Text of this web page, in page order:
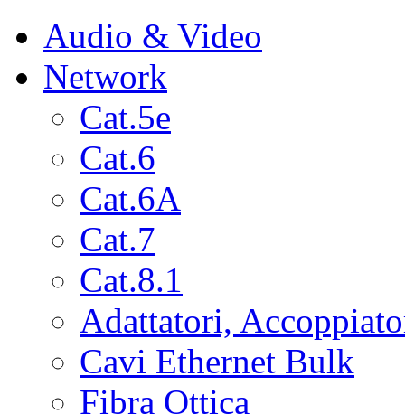
Audio & Video
Network
Cat.5e
Cat.6
Cat.6A
Cat.7
Cat.8.1
Adattatori,
Cavi Ethernet Bulk
Fibra Ottica